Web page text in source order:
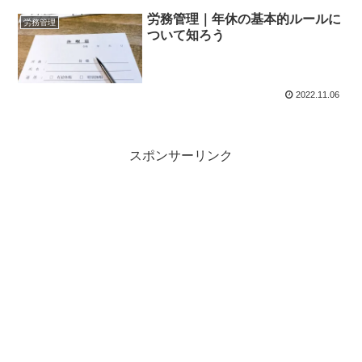
労務管理
労務管理｜年休の基本的ルールに
ついて知ろう
2022.11.06
スポンサーリンク